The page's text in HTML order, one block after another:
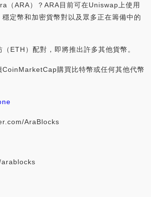
（ARA）？ARA目前可在Uniswap上使用
穩定幣和加密貨幣對以及眾多正在籌備中的
ETH）配對，即將推出許多其他貨幣。
CoinMarketCap購買比特幣或任何其他代幣
AraBlocks